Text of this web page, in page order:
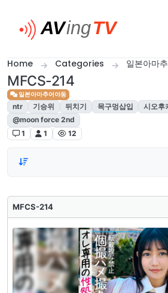
Home Categories 일본아마
MFCS-214
일본아마추어야동
ntr 기승위 뒤치기 목구멍삽입 시오후
@moon force 2nd
1
1 12
MFCS-214